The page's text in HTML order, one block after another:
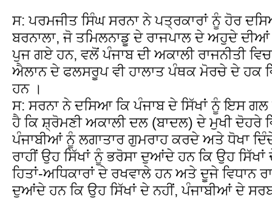
ਸ: ਪਰਮਜੀਤ ਸਿੰਘ ਸਰਨਾ ਨੇ ਪਤ੍ਰਕਾਰਾਂ ਨੂੰ ਹੋਰ
ਬਰਨਾਲਾ, ਜੋ ਤਮਿਲਨਾਡੂ ਦੇ ਰਾਜਪਾਲ ਦੇ ਅਹੁਦੇ
ਪੁਜ ਗਏ ਹਨ, ਵਲੋਂ ਪੰਜਾਬ ਦੀ ਅਕਾਲੀ ਰਾਜਨੀਤੀ
ਐਲਾਨ ਦੇ ਫਲਸਰੂਪ ਵੀ ਹਾਲਾਤ ਪੰਥਕ ਮੋਰਚੇ ਦੇ ਹਕ
ਹਨ ।
ਸ: ਸਰਨਾ ਨੇ ਦਸਿਆ ਕਿ ਪੰਜਾਬ ਦੇ ਸਿੱਖਾਂ ਨੂੰ ਇਸ
ਹੈ ਕਿ ਸ਼੍ਰੋਮਣੀ ਅਕਾਲੀ ਦਲ (ਬਾਦਲ) ਦੇ ਮੁਖੀ ਦੋਹਰੇ
ਪੰਜਾਬੀਆਂ ਨੂੰ ਲਗਾਤਾਰ ਗੁਮਰਾਹ ਕਰਦੇ ਅਤੇ ਧੋਖਾ
ਰਾਹੀਂ ਉਹ ਸਿੱਖਾਂ ਨੂੰ ਭਰੋਸਾ ਦੁਆਂਦੇ ਹਨ ਕਿ ਉਹ
ਹਿਤਾਂ-ਅਧਿਕਾਰਾਂ ਦੇ ਰਖਵਾਲੇ ਹਨ ਅਤੇ ਦੂਜੇ ਵਿਧਾਨ
ਦੁਆਂਦੇ ਹਨ ਕਿ ਉਹ ਸਿੱਖਾਂ ਦੇ ਨਹੀਂ, ਪੰਜਾਬੀਆਂ ਦੇ